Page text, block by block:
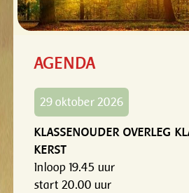
AGENDA
29 oktober 2026
KLASSENOUDER OVERLEG
KERST
Inloop 19.45 uur
start 20.00 uur